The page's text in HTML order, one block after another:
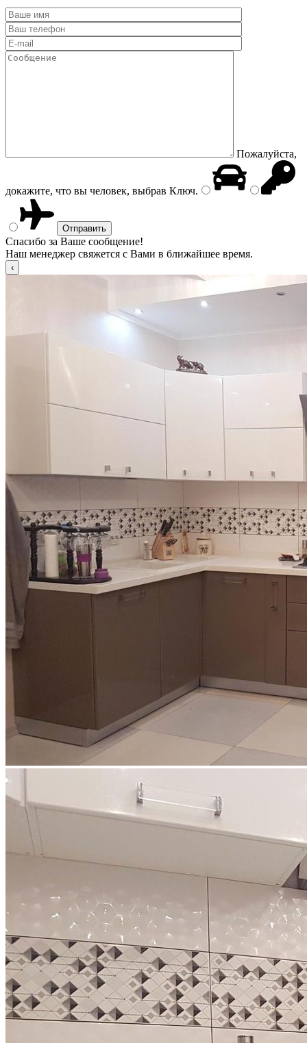
Пожалуйста,
докажите, что вы человек, выбрав Ключ.
Спасибо за Ваше сообщение!
Наш менеджер свяжется с Вами в ближайшее время.